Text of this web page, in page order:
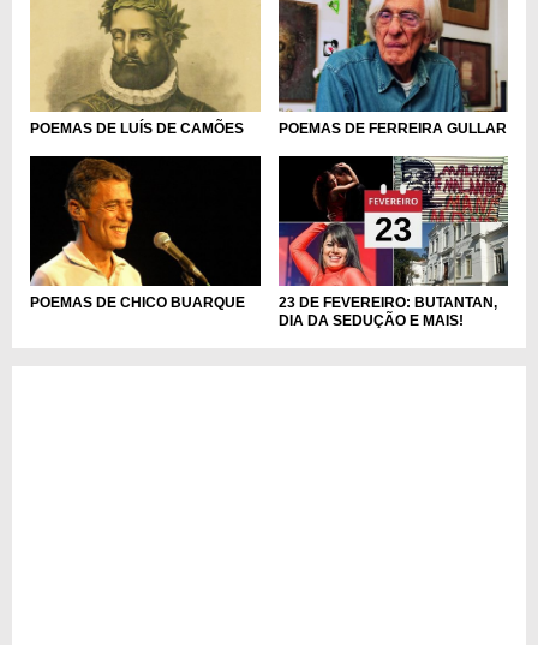
POEMAS DE LUÍS DE CAMÕES POEMAS DE FERREIRA GULLAR
POEMAS DE CHICO BUARQUE
23 DE FEVEREIRO: BUTANTAN,
DIA DA SEDUÇÃO E MAIS!